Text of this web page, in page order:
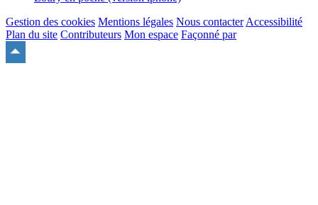
Gestion des cookies Mentions légales Nous contacter Accessibilité
Plan du site Contributeurs Mon espace Façonné par